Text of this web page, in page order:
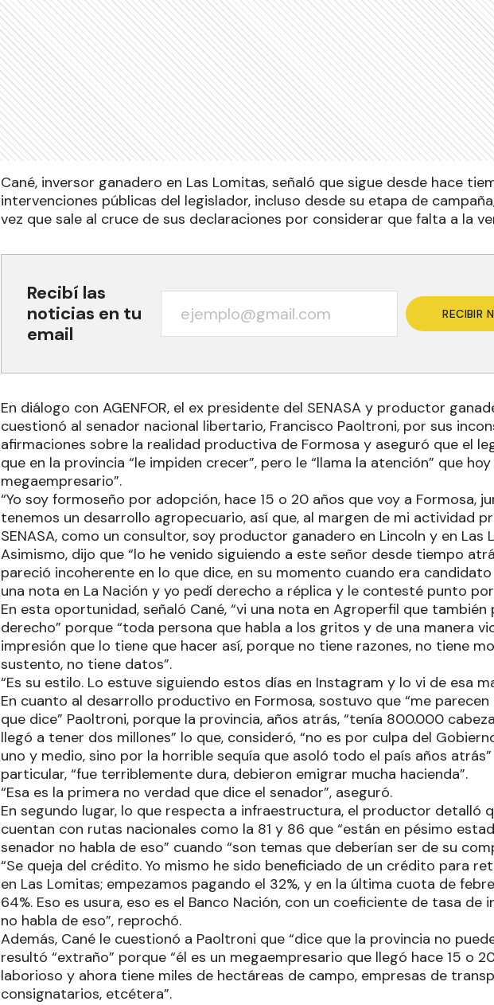
Cané, inversor ganadero en Las Lomitas, señaló que sigue desde hace
intervenciones públicas del legislador, incluso desde su etapa de
vez que sale al cruce de sus declaraciones por considerar que falta a la
Recibí las
noticias en tu
email
RECIBIR
En diálogo con AGENFOR, el ex presidente del SENASA y productor
cuestionó al senador nacional libertario, Francisco Paoltroni, por sus
afirmaciones sobre la realidad productiva de Formosa y aseguró que el
que en la provincia “le impiden crecer”, pero le “llama la atención” que hoy
megaempresario”.
“Yo soy formoseño por adopción, hace 15 o 20 años que voy a Formosa,
tenemos un desarrollo agropecuario, así que, al margen de mi actividad
SENASA, como un consultor, soy productor ganadero en Lincoln y en Las
Asimismo, dijo que “lo he venido siguiendo a este señor desde tiempo
pareció incoherente en lo que dice, en su momento cuando era candidato
una nota en La Nación y yo pedí derecho a réplica y le contesté punto
En esta oportunidad, señaló Cané, “vi una nota en Agroperfil que también
derecho” porque “toda persona que habla a los gritos y de una manera
impresión que lo tiene que hacer así, porque no tiene razones, no tiene
sustento, no tiene datos”.
“Es su estilo. Lo estuve siguiendo estos días en Instagram y lo vi de esa
En cuanto al desarrollo productivo en Formosa, sostuvo que “me
que dice” Paoltroni, porque la provincia, años atrás, “tenía 800.000
llegó a tener dos millones” lo que, consideró, “no es por culpa del
uno y medio, sino por la horrible sequía que asoló todo el país años
particular, “fue terriblemente dura, debieron emigrar mucha hacienda”.
“Esa es la primera no verdad que dice el senador”, aseguró.
En segundo lugar, lo que respecta a infraestructura, el productor detalló
cuentan con rutas nacionales como la 81 y 86 que “están en pésimo
senador no habla de eso” cuando “son temas que deberían ser de su
“Se queja del crédito. Yo mismo he sido beneficiado de un crédito para
en Las Lomitas; empezamos pagando el 32%, y en la última cuota de
64%. Eso es usura, eso es el Banco Nación, con un coeficiente de tasa de
no habla de eso”, reprochó.
Además, Cané le cuestionó a Paoltroni que “dice que la provincia no
resultó “extraño” porque “él es un megaempresario que llegó hace 15 o
laborioso y ahora tiene miles de hectáreas de campo, empresas de
consignatarios, etcétera”.